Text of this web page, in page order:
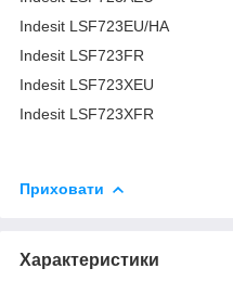
Indesit LSF723EU/HA
Indesit LSF723FR
Indesit LSF723XEU
Indesit LSF723XFR
Приховати
Характеристики